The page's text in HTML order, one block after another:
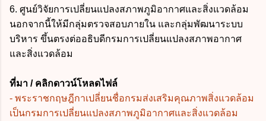
6. ศูนย์วิจัยการเปลี่ยนแปลงสภาพภูมิอากาศและสิ่งแวดล้อม
นอกจากนี้ให้มีกลุ่มตรวจสอบภายใน และกลุ่มพัฒนาระบบ
บริหาร ขึ้นตรงต่ออธิบดีกรมการเปลี่ยนแปลงสภาพอากาศ
และสิ่งแวดล้อม
ที่มา / คลิกดาวน์โหลดไฟล์
- พระราชกฤษฎีกาเปลี่ยนชื่อกรมส่งเสริมคุณภาพสิ่งแวดล้อม
เป็นกรมการเปลี่ยนแปลงสภาพภูมิอากาศและสิ่งแวดล้อม